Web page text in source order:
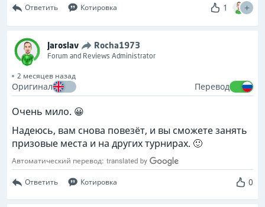
Ответить Котировка 1
Jaroslav Rocha1973
Forum and Reviews Administrator
2 месяцев назад
Оригинал Перевод
Очень мило. 😀
Надеюсь, вам снова повезёт, и вы сможете занять
призовые места и на других турнирах. 🙂
Автоматический перевод:
Ответить Котировка 0